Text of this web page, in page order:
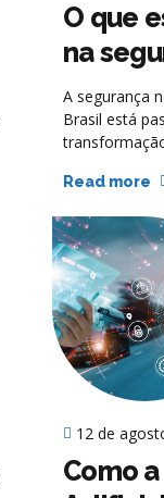
O que
na
A segurança
Brasil está
ações
mentalidade:
automatizar.
Read more
12 de
Como